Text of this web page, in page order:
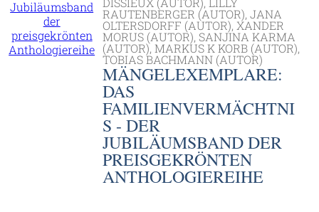
AUTENBERGER (AUTOR), JANA O
LTERSDORFF (AUTOR), XANDER M
ORUS (AUTOR), SANJINA KARMA (
AUTOR), MARKUS K KORB (AUTOR), T
OBIAS BACHMANN (AUTOR)
MÄNGELEXEMPLARE:
DAS
FAMILIENVERMÄCHTNI
S - DER
JUBILÄUMSBAND DER
PREISGEKRÖNTEN
ANTHOLOGIEREIHE